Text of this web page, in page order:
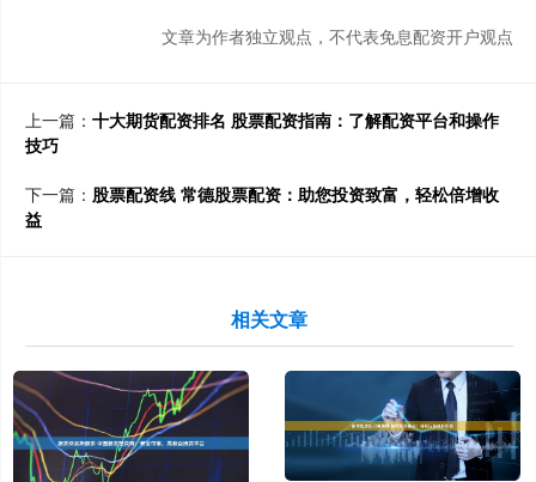
文章为作者独立观点，不代表免息配资开户观点
上一篇： 十大期货配资排名 股票配资指南：了解配资平台和操作
技巧
下一篇： 股票配资线 常德股票配资：助您投资致富，轻松倍增收
益
相关文章